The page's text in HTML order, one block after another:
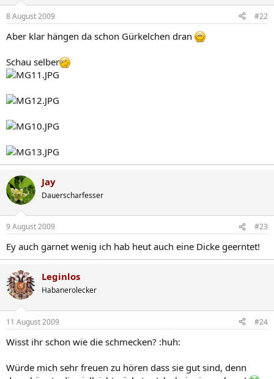
8 August 2009 #22
Aber klar hängen da schon Gürkelchen dran
Schau selber
Jay
Dauerscharfesser
9 August 2009 #23
Ey auch garnet wenig ich hab heut auch eine Dicke geerntet!
Leginlos
Habanerolecker
11 August 2009 #24
Wisst ihr schon wie die schmecken? :huh:
Würde mich sehr freuen zu hören dass sie gut sind, denn